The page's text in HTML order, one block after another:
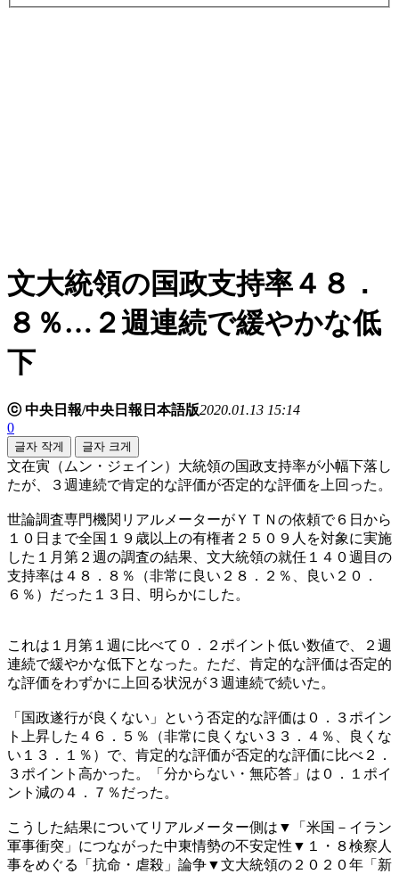
文大統領の国政支持率４８．
８％…２週連続で緩やかな低
下
ⓒ 中央日報/中央日報日本語版2020.01.13 15:14
0
글자 작게 글자 크게
文在寅（ムン・ジェイン）大統領の国政支持率が小幅下落し
たが、３週連続で肯定的な評価が否定的な評価を上回った。
世論調査専門機関リアルメーターがＹＴＮの依頼で６日から
１０日まで全国１９歳以上の有権者２５０９人を対象に実施
した１月第２週の調査の結果、文大統領の就任１４０週目の
支持率は４８．８％（非常に良い２８．２％、良い２０．
６％）だった１３日、明らかにした。
これは１月第１週に比べて０．２ポイント低い数値で、２週
連続で緩やかな低下となった。ただ、肯定的な評価は否定的
な評価をわずかに上回る状況が３週連続で続いた。
「国政遂行が良くない」という否定的な評価は０．３ポイン
ト上昇した４６．５％（非常に良くない３３．４％、良くな
い１３．１％）で、肯定的な評価が否定的な評価に比べ２．
３ポイント高かった。「分からない・無応答」は０．１ポイ
ント減の４．７％だった。
こうした結果についてリアルメーター側は▼「米国－イラン
軍事衝突」につながった中東情勢の不安定性▼１・８検察人
事をめぐる「抗命・虐殺」論争▼文大統領の２０２０年「新